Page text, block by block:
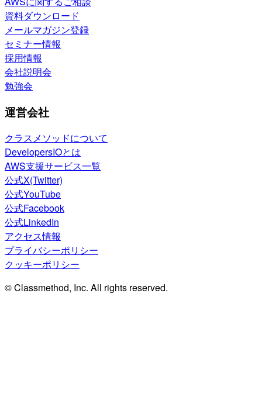
資料ダウンロード
メールマガジン登録
セミナー情報
採用情報
会社説明会
勉強会
運営会社
クラスメソッドについて
DevelopersIOとは
AWS支援サービス一覧
公式X(Twitter)
公式YouTube
公式Facebook
公式LinkedIn
アクセス情報
プライバシーポリシー
クッキーポリシー
© Classmethod, Inc. All rights reserved.